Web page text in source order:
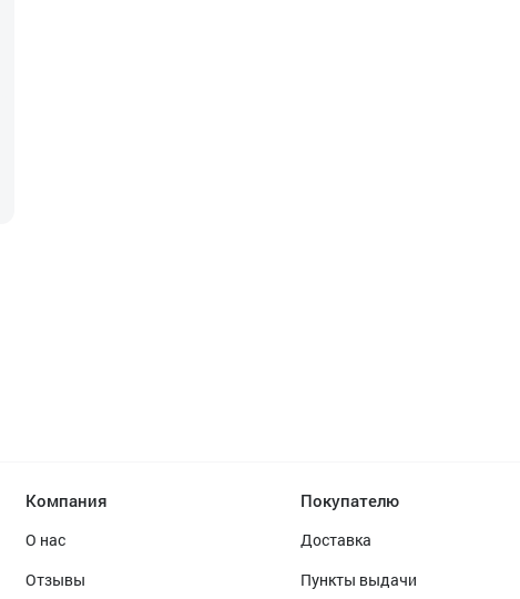
Компания
О нас
Отзывы
Покупателю
Доставка
Пункты выдачи